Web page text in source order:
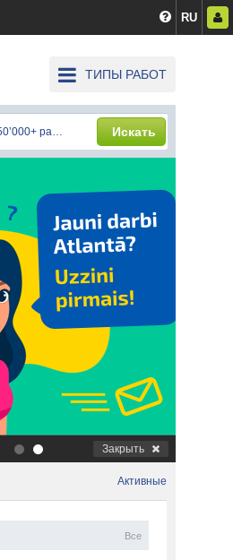
RU
ТИПЫ РАБОТ
Искать
. Закрыть
Активные
Все